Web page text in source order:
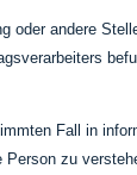
andere
Fall in
zu